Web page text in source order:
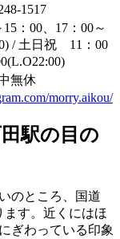
1517
：00、17：00～
/ 土日祝 11：00
無休
morry.aikou/
駅の目の
のところ、国道
ます。近くにはほ
ぎわっている印象